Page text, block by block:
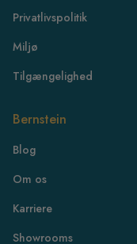
Privatlivspolitik
Miljø
Tilgængelighed
Bernstein
Blog
Om os
Karriere
Showrooms
IE
IT
NL